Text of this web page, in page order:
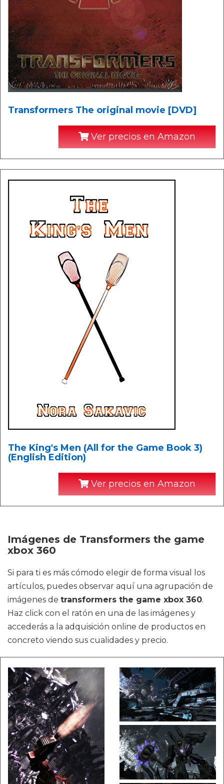
Transformers The original movie [DVD]
Ver precios en Amazon
The King's Men (All for the Game Book 3)
(English Edition)
Ver precios en Amazon
Imágenes de Transformers the game
xbox 360
Si para ti es más cómodo elegir de forma visual los
artículos, puedes observar aquí una agrupación de
imágenes de transformers the game xbox 360.
Haz click con el ratón en una de las imágenes y
accederás a la adquisición online de productos en
concreto viendo sus cualidades y precio.